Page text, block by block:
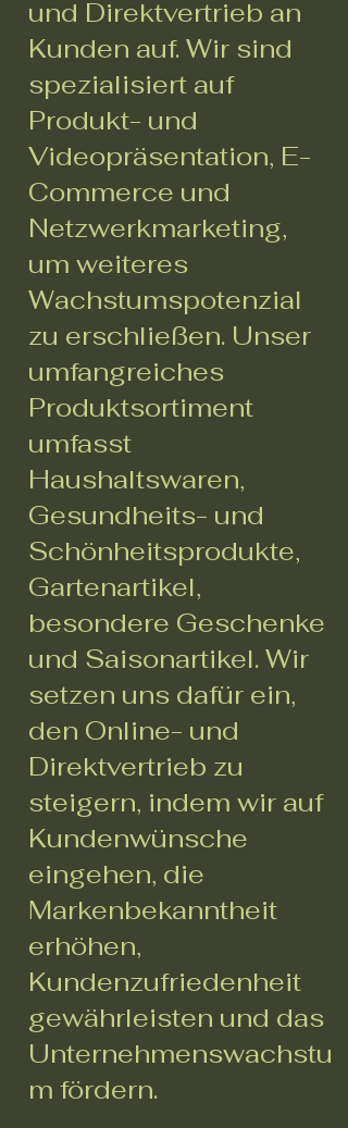
und Direktvertrieb an
Kunden auf. Wir sind
spezialisiert auf
Produkt- und
Videopräsentation, E-
Commerce und
Netzwerkmarketing,
um weiteres
Wachstumspotenzial
zu erschließen. Unser
umfangreiches
Produktsortiment
umfasst
Haushaltswaren,
Gesundheits- und
Schönheitsprodukte,
Gartenartikel,
besondere Geschenke
und Saisonartikel. Wir
setzen uns dafür ein,
den Online- und
Direktvertrieb zu
steigern, indem wir auf
Kundenwünsche
eingehen, die
Markenbekanntheit
erhöhen,
Kundenzufriedenheit
gewährleisten und das
Unternehmenswachstu
m fördern.